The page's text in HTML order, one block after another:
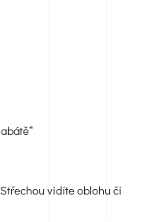
vidíte oblohu či